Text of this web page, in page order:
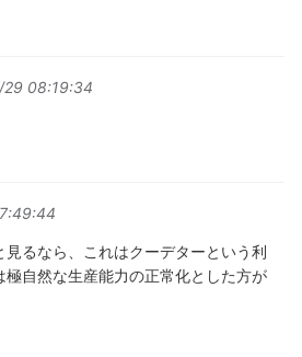
29 08:19:34
見るなら、これはクーデターという利
自然な生産能力の正常化とした方が